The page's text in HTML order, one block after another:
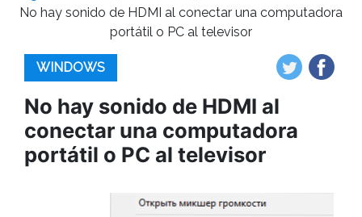
No hay sonido de HDMI al conectar una computadora
portátil o PC al televisor
WINDOWS
No hay sonido de HDMI al
conectar una computadora
portátil o PC al televisor